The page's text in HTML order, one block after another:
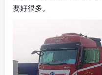
要好很多。